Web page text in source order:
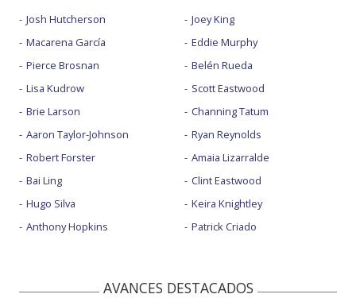
Josh Hutcherson
Macarena García
Pierce Brosnan
Lisa Kudrow
Brie Larson
Aaron Taylor-Johnson
Robert Forster
Bai Ling
Hugo Silva
Anthony Hopkins
Joey King
Eddie Murphy
Belén Rueda
Scott Eastwood
Channing Tatum
Ryan Reynolds
Amaia Lizarralde
Clint Eastwood
Keira Knightley
Patrick Criado
AVANCES DESTACADOS